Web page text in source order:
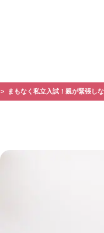
まもなく私立入試！親が緊張し